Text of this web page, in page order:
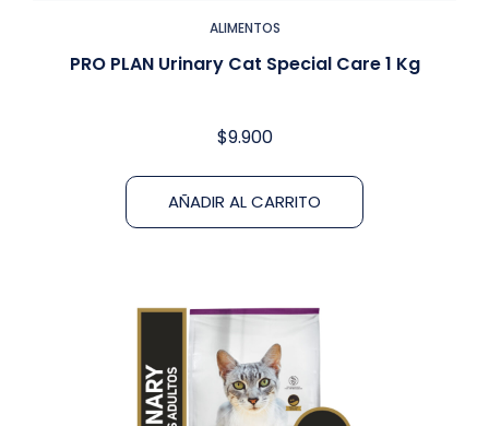
ALIMENTOS
PRO PLAN Urinary Cat Special Care 1 Kg
$9.900
AÑADIR AL CARRITO